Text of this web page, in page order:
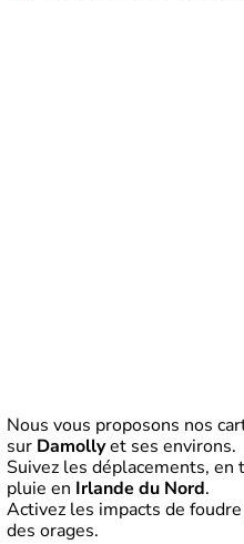
Nous vous proposons nos
sur Damollyet ses environs.
Suivez les déplacements,
pluie en Irlande du Nord.
Activez les impacts de
des orages.